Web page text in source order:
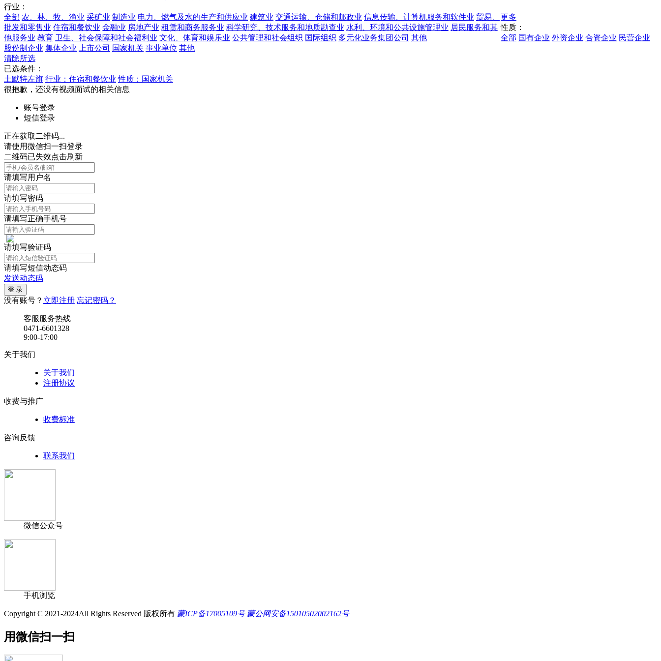
行业：
全部 农、林、牧、渔业 采矿业 制造业 电力、燃气及水的生产和供应业 建筑业 交通运输、仓储和邮政业 信息传输、计算机服务和软件业 贸易、
批发和零售业 住宿和餐饮业 金融业 房地产业 租赁和商务服务业 科学研究、技术服务和地质勘查业 水利、环境和公共设施管理业 居民服务和其
他服务业 教育 卫生、社会保障和社会福利业 文化、体育和娱乐业 公共管理和社会组织 国际组织 多元化业务集团公司 其他
更多
性质：
全部 国有企业 外资企业 合资企业 民营企业
股份制企业 集体企业 上市公司 国家机关 事业单位 其他
清除所选
已选条件：
土默特左旗 行业：住宿和餐饮业 性质：国家机关
很抱歉，还没有视频面试的相关信息
账号登录
短信登录
正在获取二维码...
请使用微信扫一扫登录
二维码已失效点击刷新
请填写用户名
请填写密码
请填写正确手机号
请填写验证码
请填写短信动态码
发送动态码
没有账号？ 立即注册 忘记密码？
客服服务热线
0471-6601328
9:00-17:00
关于我们
关于我们
注册协议
收费与推广
收费标准
咨询反馈
联系我们
微信公众号
手机浏览
Copyright C 2021-2024All Rights Reserved 版权所有 蒙ICP备17005109号 蒙公网安备15010502002162号
用微信扫一扫